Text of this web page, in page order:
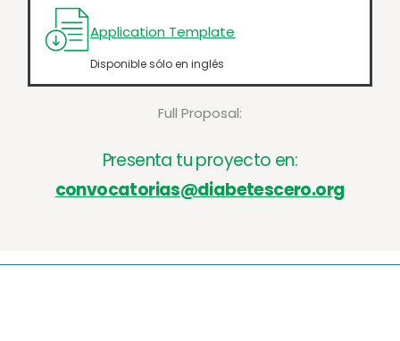
Application Template
Disponible sólo en inglés
Full Proposal:
Presenta tu proyecto en:
convocatorias@diabetescero.org